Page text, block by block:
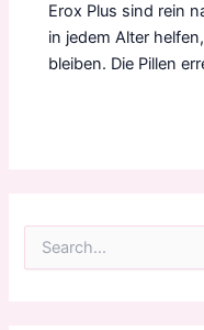
Erox Plus sind rein
in jedem Alter
bleiben. Die Pillen